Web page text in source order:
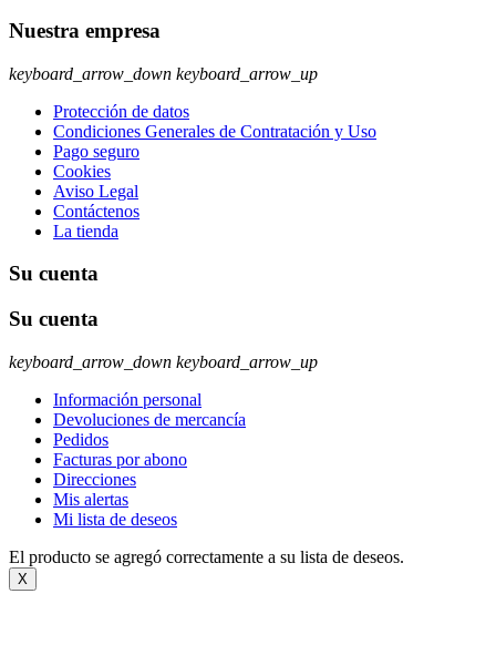
Nuestra empresa
keyboard_arrow_down keyboard_arrow_up
Protección de datos
Condiciones Generales de Contratación y Uso
Pago seguro
Cookies
Aviso Legal
Contáctenos
La tienda
Su cuenta
Su cuenta
keyboard_arrow_down keyboard_arrow_up
Información personal
Devoluciones de mercancía
Pedidos
Facturas por abono
Direcciones
Mis alertas
Mi lista de deseos
El producto se agregó correctamente a su lista de deseos.
X